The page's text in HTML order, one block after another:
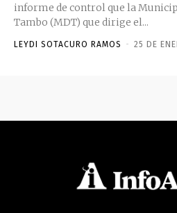
informe de control que la
Tambo (MDT) que dirige el...
LEYDI SOTACURO RAMOS - 25 DE